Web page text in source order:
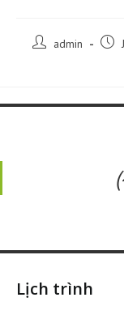
Post
admin
Post
Lịch trình